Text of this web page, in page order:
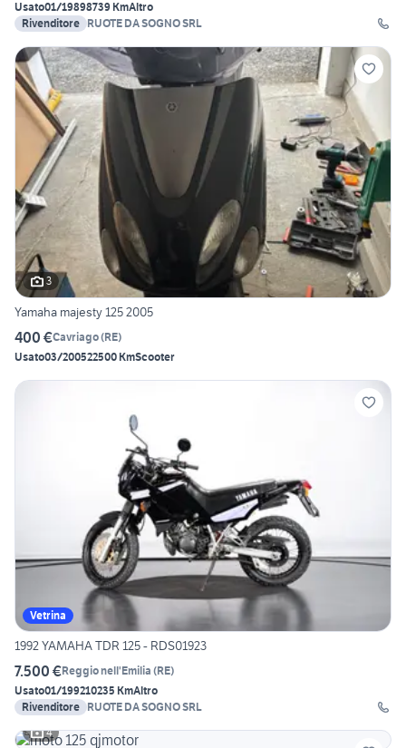
Usato01/19898739 KmAltro
Rivenditore RUOTE DA SOGNO SRL
3
Yamaha majesty 125 2005
400 €Cavriago(RE)
Usato03/200522500 KmScooter
Vetrina
1992 YAMAHA TDR 125 - RDS01923
7.500 €Reggio nell'Emilia (RE)
Usato01/199210235 KmAltro
Rivenditore RUOTE DA SOGNO SRL
4